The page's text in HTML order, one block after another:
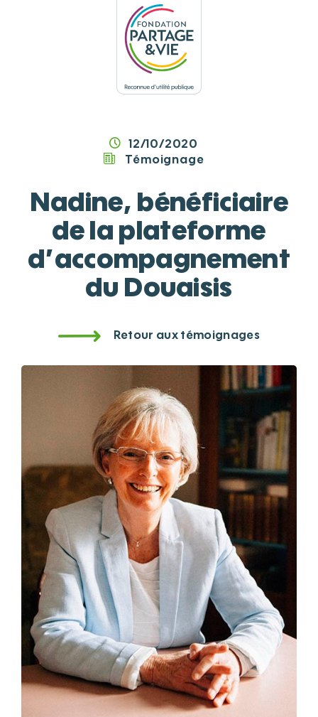
12/10/2020
Témoignage
Nadine, bénéficiaire
de la plateforme
d’accompagnement
du Douaisis
Retour aux témoignages
Panneau de gestion des cookies